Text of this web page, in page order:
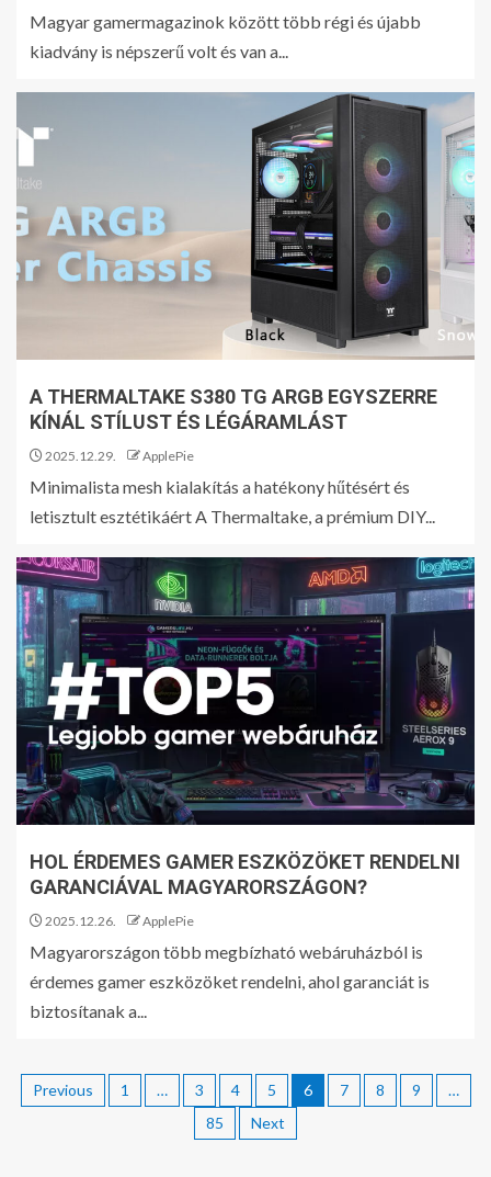
Magyar gamermagazinok között több régi és újabb
kiadvány is népszerű volt és van a...
A THERMALTAKE S380 TG ARGB EGYSZERRE
KÍNÁL STÍLUST ÉS LÉGÁRAMLÁST
2025.12.29. ApplePie
Minimalista mesh kialakítás a hatékony hűtésért és
letisztult esztétikáért A Thermaltake, a prémium DIY...
HOL ÉRDEMES GAMER ESZKÖZÖKET RENDELNI
GARANCIÁVAL MAGYARORSZÁGON?
2025.12.26. ApplePie
Magyarországon több megbízható webáruházból is
érdemes gamer eszközöket rendelni, ahol garanciát is
biztosítanak a...
Previous 1 … 3 4 5 6 7 8 9
…
85
Next